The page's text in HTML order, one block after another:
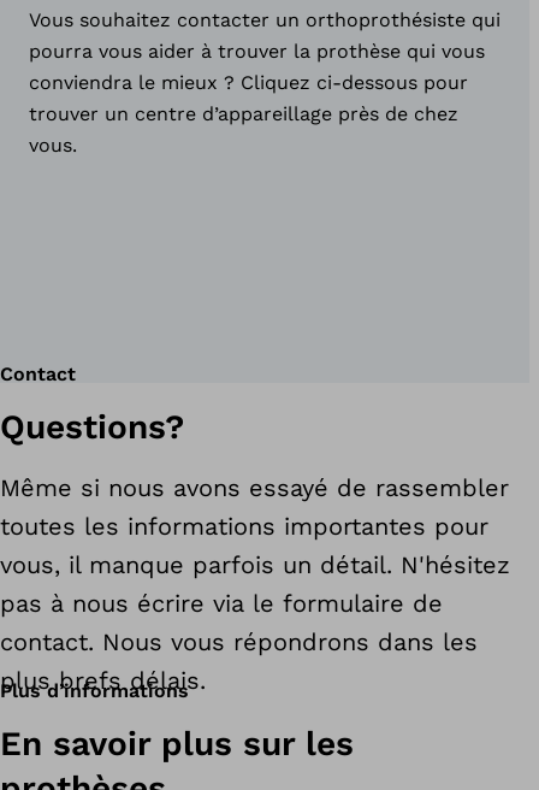
Vous souhaitez contacter un orthoprothésiste qui
pourra vous aider à trouver la prothèse qui vous
conviendra le mieux ? Cliquez ci-dessous pour
trouver un centre d’appareillage près de chez
vous.
Contact
Questions?
Même si nous avons essayé de rassembler
toutes les informations importantes pour
vous, il manque parfois un détail. N'hésitez
pas à nous écrire via le formulaire de
contact. Nous vous répondrons dans les
plus brefs délais.
Plus d’informations
En savoir plus sur les